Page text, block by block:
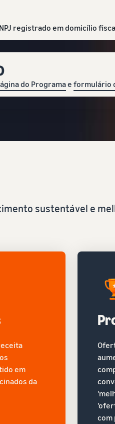
registrado em domicílio
do Programae formulário
sustentável e
em
da
com